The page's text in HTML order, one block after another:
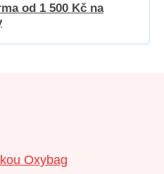
od 1 500 Kč na
Oxybag